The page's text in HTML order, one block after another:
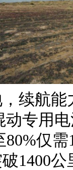
续航
专用
80%仅
1400